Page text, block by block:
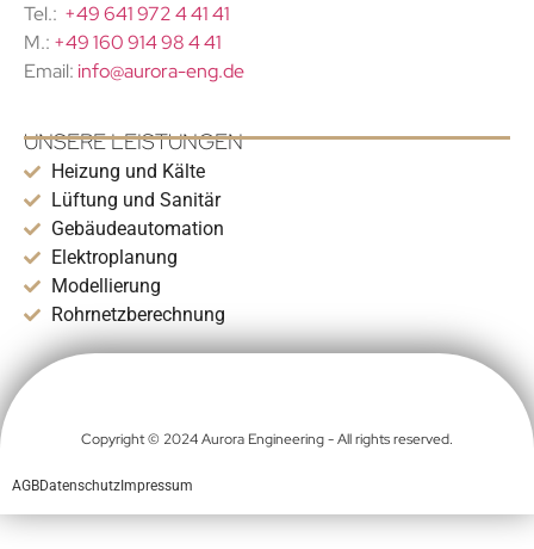
Tel.: +49 641 972 4 41 41
M.: +49 160 914 98 4 41
Email: info@aurora-eng.de
UNSERE LEISTUNGEN
Heizung und Kälte
Lüftung und Sanitär
Gebäudeautomation
Elektroplanung
Modellierung
Rohrnetzberechnung
Copyright © 2024 Aurora Engineering - All rights reserved.
AGBDatenschutz Impressum